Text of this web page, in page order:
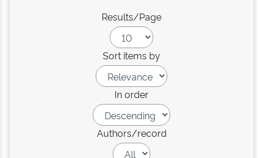
Results/Page
Sort items by
In order
Authors/record